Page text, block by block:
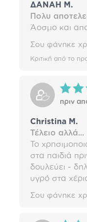
ΔΑΝΑΗ Μ.
Πολυ
Άοσμο και
Σου φάνηκε
Κριτική από το
πριν
Christina M.
Τέλειο αλλά...
Το
στα παιδιά
δουλεύει -
υγρό στα
Σου φάνηκε